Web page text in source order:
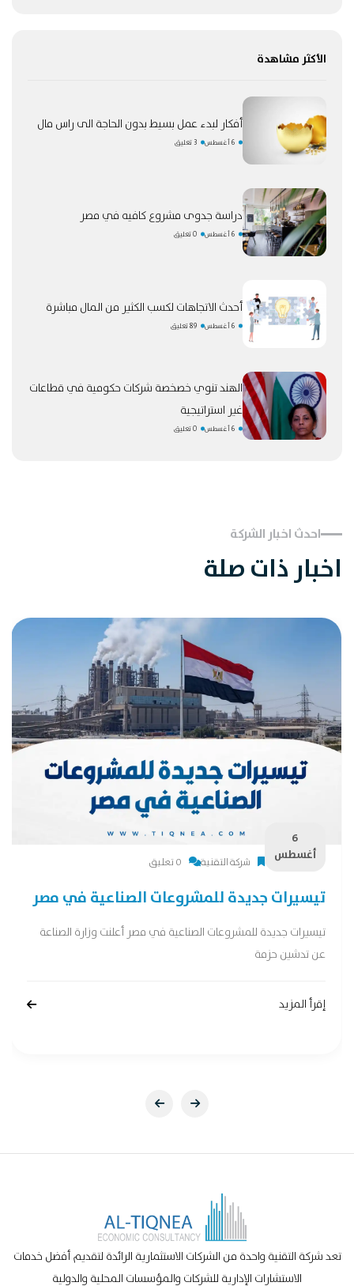
الأكثر مشاهدة
أفكار لبدء عمل بسيط بدون الحاجة الى راس مال
6 أغسطس 3 تعليق
دراسة جدوى مشروع كافيه في مصر
6 أغسطس 0 تعليق
أحدث الاتجاهات لكسب الكثير من المال مباشرة
6 أغسطس 89 تعليق
الهند تنوي خصخصة شركات حكومية في قطاعات
غير استراتيجية
6 أغسطس 0 تعليق
احدث اخبار الشركة
اخبار ذات صلة
6
أغسطس
شركة التقنية 0 تعليق
تيسيرات جديدة للمشروعات الصناعية في مصر
تيسيرات جديدة للمشروعات الصناعية في مصر أعلنت وزارة الصناعة
عن تدشين حزمة
إقرأ المزيد
تعد شركة التقنية واحدة من الشركات الاستثمارية الرائدة لتقديم أفضل خدمات
الاستشارات الإدارية للشركات والمؤسسات المحلية والدولية